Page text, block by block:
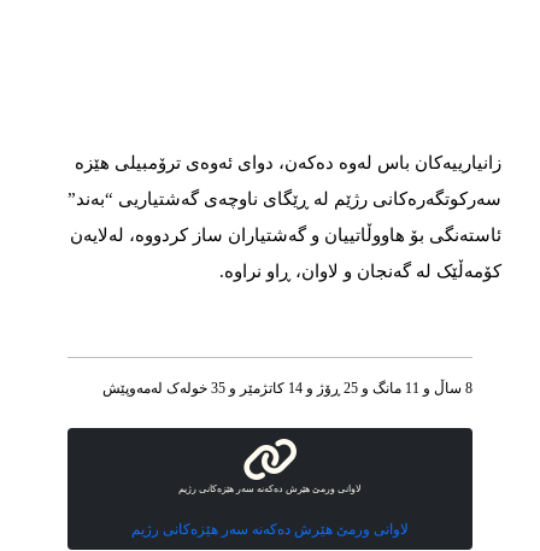
زانیارییەکان باس لەوە دەکەن، دوای ئەوەی ترۆمبیلی هێزە
سەرکوتگەرەکانی رژێم لە ڕێگای ناوچەی گەشتیاریی “بەند”
ئاستەنگی بۆ هاووڵاتییان و گەشتیاران ساز کردووە، لەلایەن
کۆمەڵێک لە گەنجان و لاوان، ڕاو نراوە.
8 ساڵ و 11 مانگ و 25 ڕۆژ و 14 کاتژمێر و 35 خوله‌ک له‌مه‌وپێش‌
لاوانی ورمێ هێرش دەکەنە سەر هێزەکانی رژیم
لاوانی ورمێ هێرش دەکەنە سەر هێزەکانی رژیم